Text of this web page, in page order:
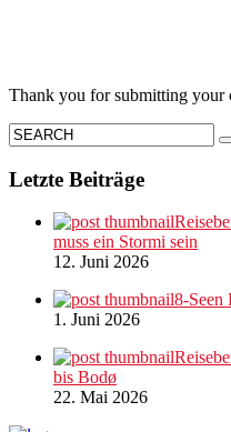
Thank you for submitting your
Letzte Beiträge
muss ein Stormi sein
12. Juni 2026
8-Seen
1. Juni 2026
bis Bodø
22. Mai 2026